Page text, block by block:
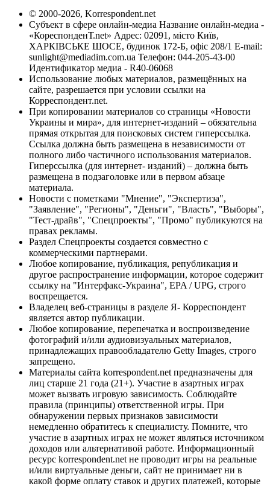
© 2000-2026, Korrespondent.net
Субъект в сфере онлайн-медиа Название онлайн-медиа -
«КореспонденТ.net» Адрес: 02091, місто Київ,
ХАРКІВСЬКЕ ШОСЕ, будинок 172-Б, офіс 208/1 E-mail:
sunlight@mediadim.com.ua Телефон: 044-205-43-00
Идентификатор медиа - R40-06068
Использование любых материалов, размещённых на
сайте, разрешается при условии ссылки на
Корреспондент.net.
При копировании материалов со страницы «Новости
Украины и мира», для интернет-изданий – обязательна
прямая открытая для поисковых систем гиперссылка.
Ссылка должна быть размещена в независимости от
полного либо частичного использования материалов.
Гиперссылка (для интернет- изданий) – должна быть
размещена в подзаголовке или в первом абзаце
материала.
Новости с пометками "Мнение", "Экспертиза",
"Заявление", "Регионы", "Деньги", "Власть", "Выборы",
"Тест-драйв", "Спецпроекты", "Промо" публикуются на
правах рекламы.
Раздел Спецпроекты создается совместно с
коммерческими партнерами.
Любое копирование, публикация, републикация и
другое распространение информации, которое содержит
ссылку на "Интерфакс-Украина", EPA / UPG, строго
воспрещается.
Владелец веб-страницы в разделе Я- Корреспондент
является автор публикации.
Любое копирование, перепечатка и воспроизведение
фотографий и/или аудиовизуальных материалов,
принадлежащих правообладателю Getty Images, строго
запрещено.
Материалы сайта korrespondent.net предназначены для
лиц старше 21 года (21+). Участие в азартных играх
может вызвать игровую зависимость. Соблюдайте
правила (принципы) ответственной игры. При
обнаружении первых признаков зависимости
немедленно обратитесь к специалисту. Помните, что
участие в азартных играх не может являться источником
доходов или альтернативой работе. Информационный
ресурс korrespondent.net не проводит игры на реальные
и/или виртуальные деньги, сайт не принимает ни в
какой форме оплату ставок и других платежей, которые